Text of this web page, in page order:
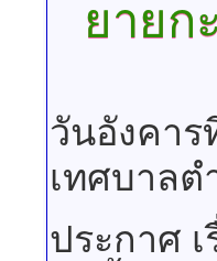
ยายก
วันอังคาร
เทศบาล
ประกาศ